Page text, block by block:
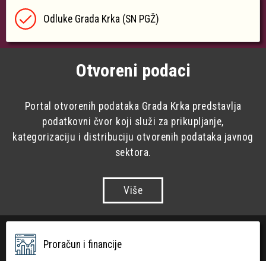
Odluke Grada Krka (SN PGŽ)
Otvoreni podaci
Portal otvorenih podataka Grada Krka predstavlja
podatkovni čvor koji služi za prikupljanje,
kategorizaciju i distribuciju otvorenih podataka javnog
sektora.
Više
Proračun i financije